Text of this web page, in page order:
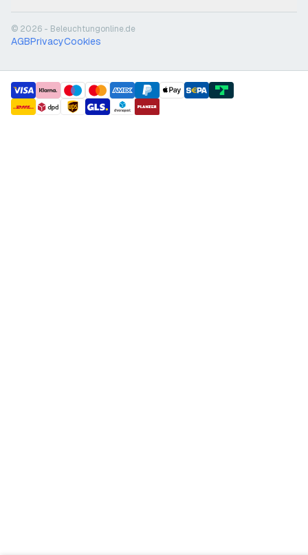
© 2026 - Beleuchtungonline.de
AGBPrivacyCookies
payment methods
shipment methods